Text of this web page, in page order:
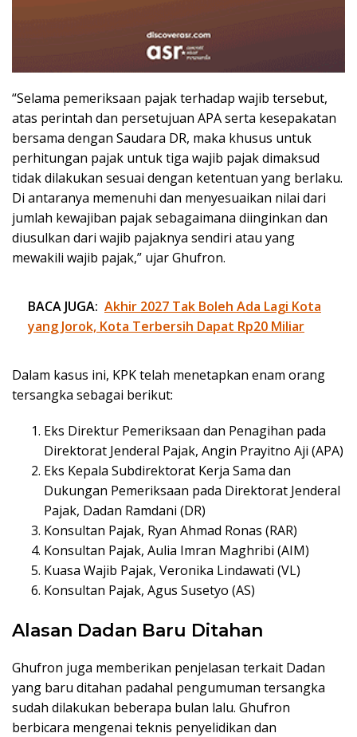
“Selama pemeriksaan pajak terhadap wajib tersebut,
atas perintah dan persetujuan APA serta kesepakatan
bersama dengan Saudara DR, maka khusus untuk
perhitungan pajak untuk tiga wajib pajak dimaksud
tidak dilakukan sesuai dengan ketentuan yang berlaku.
Di antaranya memenuhi dan menyesuaikan nilai dari
jumlah kewajiban pajak sebagaimana diinginkan dan
diusulkan dari wajib pajaknya sendiri atau yang
mewakili wajib pajak,” ujar Ghufron.
BACA JUGA: Akhir 2027 Tak Boleh Ada Lagi Kota
yang Jorok, Kota Terbersih Dapat Rp20 Miliar
Dalam kasus ini, KPK telah menetapkan enam orang
tersangka sebagai berikut:
Eks Direktur Pemeriksaan dan Penagihan pada
Direktorat Jenderal Pajak, Angin Prayitno Aji (APA)
Eks Kepala Subdirektorat Kerja Sama dan
Dukungan Pemeriksaan pada Direktorat Jenderal
Pajak, Dadan Ramdani (DR)
Konsultan Pajak, Ryan Ahmad Ronas (RAR)
Konsultan Pajak, Aulia Imran Maghribi (AIM)
Kuasa Wajib Pajak, Veronika Lindawati (VL)
Konsultan Pajak, Agus Susetyo (AS)
Alasan Dadan Baru Ditahan
Ghufron juga memberikan penjelasan terkait Dadan
yang baru ditahan padahal pengumuman tersangka
sudah dilakukan beberapa bulan lalu. Ghufron
berbicara mengenai teknis penyelidikan dan